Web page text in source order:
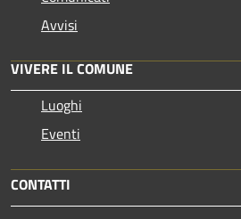
Avvisi
VIVERE IL COMUNE
Luoghi
Eventi
CONTATTI